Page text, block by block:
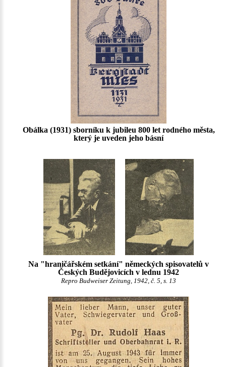
Obálka (1931) sborníku k jubileu 800 let rodného města,
který je uveden jeho básní
Na "hraničářském setkání" německých spisovatelů v
Českých Budějovicích v lednu 1942
Repro Budweiser Zeitung, 1942, č. 5, s. 13